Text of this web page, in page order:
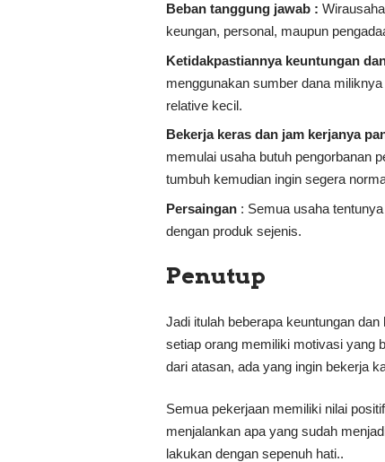
Beban tanggung jawab :
keungan, personal, maupun
Ketidakpastiannya keuntungan
menggunakan sumber dana
relative kecil.
Bekerja keras dan jam kerjanya
memulai usaha butuh pengorbanan
tumbuh kemudian ingin segera
Persaingan : Semua usaha
dengan produk sejenis.
Penutup
Jadi itulah beberapa keuntungan
setiap orang memiliki motivasi yang
dari atasan, ada yang ingin bekerja
Semua pekerjaan memiliki nilai
menjalankan apa yang sudah
lakukan dengan sepenuh hati..